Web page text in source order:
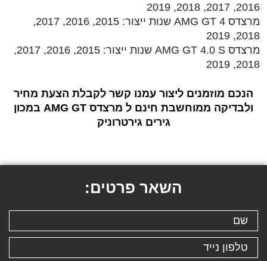
2016, 2017, 2018, 2019
מרצדס AMG GT 4 שנות ייצור: 2015, 2016, 2017,
2018, 2019
מרצדס AMG GT 4.0 S שנות ייצור: 2015, 2016, 2017,
2018, 2019
הנכם מוזמנים ליצור עמנו קשר לקבלת הצעת מחיר
ולבדיקה ממוחשבת חינם ל מרצדס AMG GT במכון
גירים גירטרוניק
השאר פרטים: